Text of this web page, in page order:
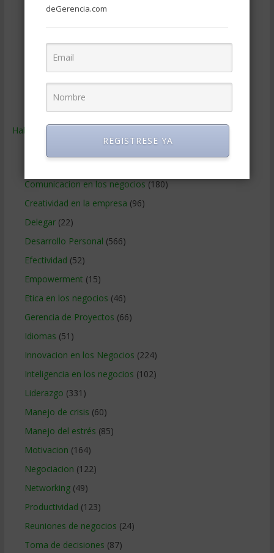
Publicidad(306)
Relaciones con los clientes
Relaciones publicas(132)
Ventas
Habilidades
Administracion del tiempo(70)
Comunicacion en los negocios (180)
Creatividad en la empresa (96)
Delegar(22)
Desarrollo Personal (566)
Efectividad (52)
Empowerment (15)
Etica en los negocios (46)
Gerencia de Proyectos (66)
Idiomas (51)
Innovacion en los Negocios (224)
Inteligencia en los negocios (102)
Liderazgo (331)
Manejo de crisis (60)
Manejo del estrés (85)
Motivacion (164)
Negociacion (122)
Networking(49)
Productividad (123)
Reuniones de negocios (24)
Toma de decisiones (87)
deGerencia.com
REGISTRESE YA